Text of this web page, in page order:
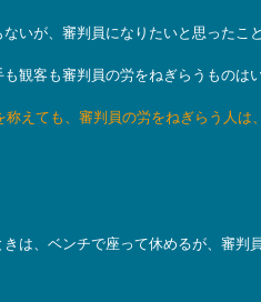
いが、審判員になりたいと思ったこと
観客も審判員の労をねぎらうものは
えても、審判員の労をねぎらう人は
は、ベンチで座って休めるが、審判